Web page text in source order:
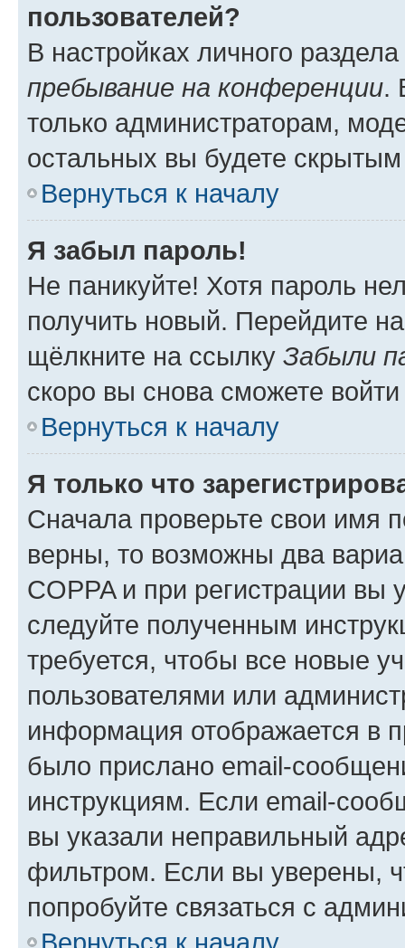
пользователей?
В настройках личного
пребывание на конференции.
только администраторам,
остальных вы будете
Вернуться к началу
Я забыл пароль!
Не паникуйте! Хотя пароль
получить новый. Перейдите
щёлкните на ссылку Забыли
скоро вы снова сможете
Вернуться к началу
Я только что
Сначала проверьте свои имя
верны, то возможны два
COPPA и при регистрации вы
следуйте полученным
требуется, чтобы все новые
пользователями или
информация отображается в
было прислано email-
инструкциям. Если email-
вы указали неправильный
фильтром. Если вы уверены,
попробуйте связаться с
Вернуться к началу